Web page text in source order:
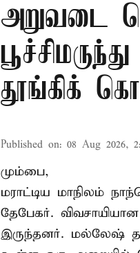
அறுவடை
தூங்கிக்
Published on: 08 Aug 2026,
மும்பை,
மராட்டிய மாநிலம்
தேபேகர்.
இருந்தனர். மல்லேஷ்